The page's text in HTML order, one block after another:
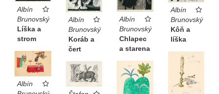
Albín
Brunovský
Líška a
strom
Albín
Brunovský
Kôň a
líška
Albín
Brunovský
Chlapec
a starena
Albín
Brunovský
Koráb a
čert
Albín